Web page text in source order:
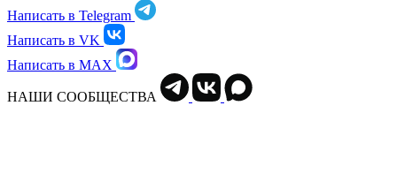
Написать в Telegram
Написать в VK
Написать в MAX
НАШИ СООБЩЕСТВА